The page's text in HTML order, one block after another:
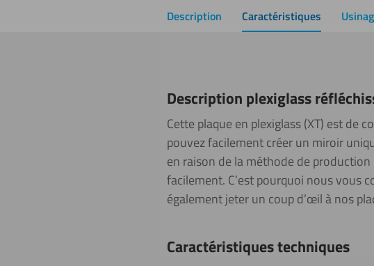
Description Caractéristiques
Description plexiglass
Cette plaque en plexiglass (XT) est de
pouvez facilement créer un miroir
en raison de la méthode de
facilement. C’est pourquoi nous vous
également jeter un coup d’œil à nos
Caractéristiques techniques